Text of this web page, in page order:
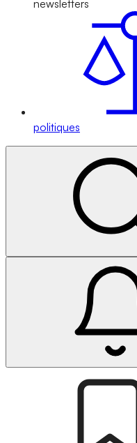
newsletters
politiques